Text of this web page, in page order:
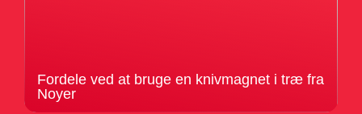
Fordele ved at bruge en knivmagnet i træ fra
Noyer